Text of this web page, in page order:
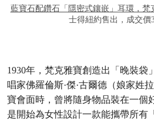
藍寶石配鑽石「隱密式鑲嵌」耳環，梵
士得紐約售出，成交價
1930年，梵克雅寶創造出「晚裝袋
唱家佛羅倫斯·傑·古爾德（娘家姓
寶會面時，曾將隨身物品裝在一個
是開始為女性設計一款能攜帶所有